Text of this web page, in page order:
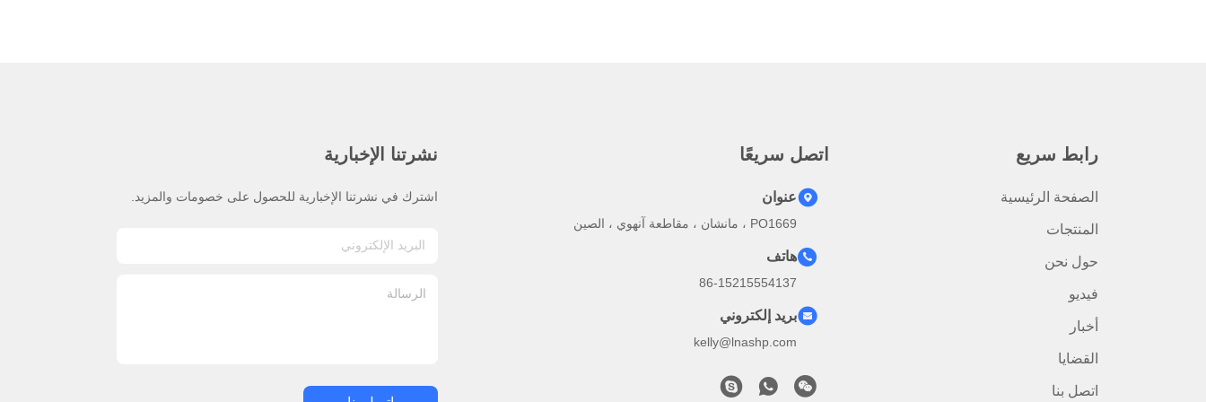
رابط سريع
الصفحة الرئيسية
المنتجات
حول نحن
فيديو
أخبار
القضايا
اتصل بنا
اتصل سريعًا
عنوان
PO1669 ، مانشان ، مقاطعة آنهوي ، الصين
هاتف
86-15215554137
بريد إلكتروني
kelly@lnashp.com
نشرتنا الإخبارية
اشترك في نشرتنا الإخبارية للحصول على خصومات والمزيد.